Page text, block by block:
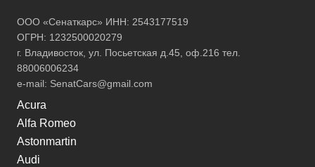
ООО «Сенаткарс» ИНН: 2543177519
ОГРН: 1232500020279
г. Владивосток, ул. Посьетская д.45, оф.216 тел.
88006006234
e-mail: SenatCars@gmail.com
Acura
Alfa Romeo
Astonmartin
Audi